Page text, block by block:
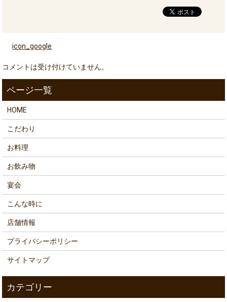
icon_google
コメントは受け付けていません。
HOME
こだわり
お料理
お飲み物
宴会
こんな時に
店舗情報
プライバシーポリシー
サイトマップ